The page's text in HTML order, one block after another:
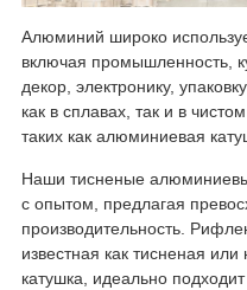
Алюминий широко
включая промышленность,
декор, электронику,
как в сплавах, так и в
таких как алюминиевая
Наши тисненые
с опытом, предлагая
производительность.
известная как тисненая
катушка, идеально